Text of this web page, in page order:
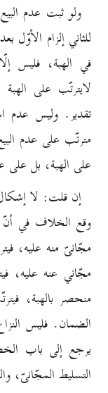
ولو ثبت عدم
للثاني إلزام الأوّل
في الهبة، فليس
لايترتّب على
تقدير. وليس عدم
مترتّب على عدم
على الهبة، بل على
إن قلت: لا
وقع الخلاف في
مجّانىّ منه عليه،
مجّاني عنه عليه،
منحصر بالهبة،
الضمان. فليس
يرجع إلى باب
التسليط المجّانىّ،